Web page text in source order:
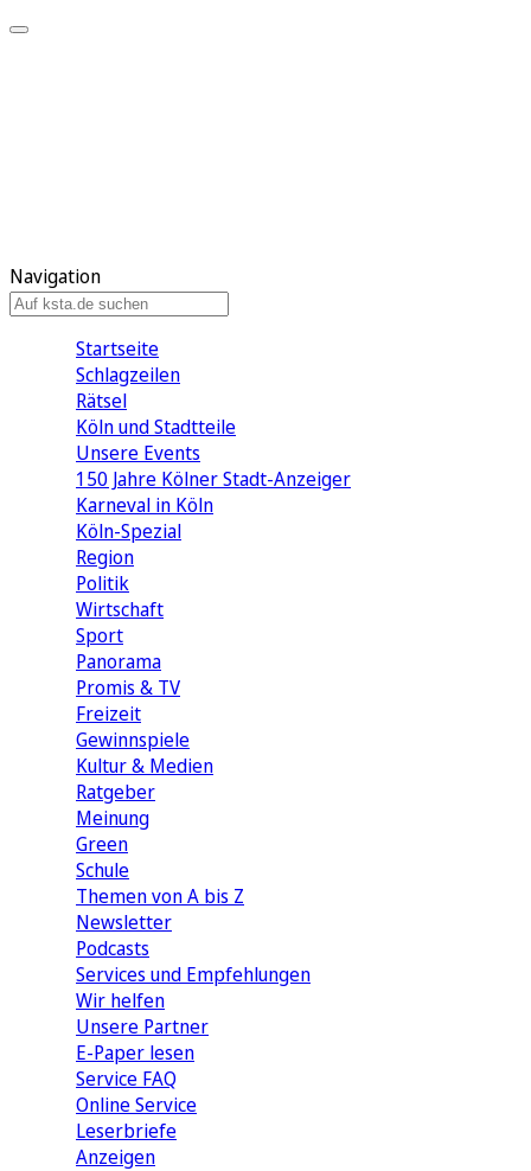
Navigation
Startseite
Schlagzeilen
Rätsel
Köln und Stadtteile
Unsere Events
150 Jahre Kölner Stadt-Anzeiger
Karneval in Köln
Köln-Spezial
Region
Politik
Wirtschaft
Sport
Panorama
Promis & TV
Freizeit
Gewinnspiele
Kultur & Medien
Ratgeber
Meinung
Green
Schule
Themen von A bis Z
Newsletter
Podcasts
Services und Empfehlungen
Wir helfen
Unsere Partner
E-Paper lesen
Service FAQ
Online Service
Leserbriefe
Anzeigen